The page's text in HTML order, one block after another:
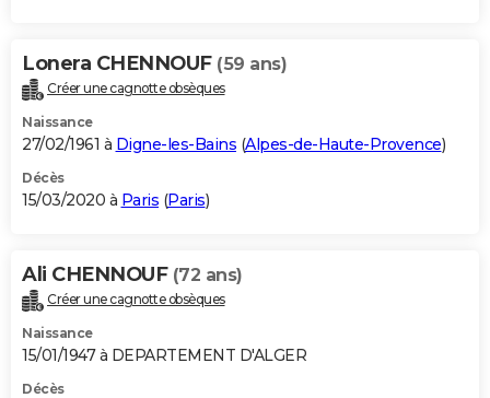
Lonera CHENNOUF (59 ans)
Créer une cagnotte obsèques
Naissance
27/02/1961 à Digne-les-Bains (Alpes-de-Haute-Provence)
Décès
15/03/2020 à Paris (Paris)
Ali CHENNOUF (72 ans)
Créer une cagnotte obsèques
Naissance
15/01/1947 à DEPARTEMENT D'ALGER
Décès